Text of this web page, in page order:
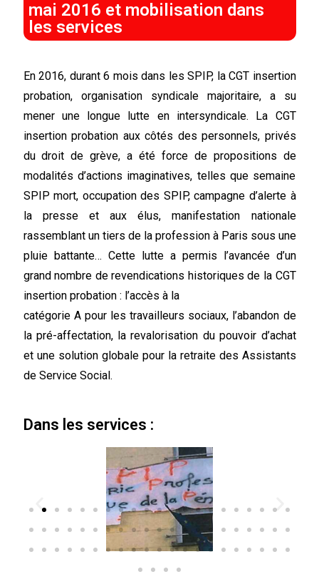
mai 2016 et mobilisation dans
les services
En 2016, durant 6 mois dans les SPIP, la CGT insertion
probation, organisation syndicale majoritaire, a su
mener une longue lutte en intersyndicale. La CGT
insertion probation aux côtés des personnels, privés
du droit de grève, a été force de propositions de
modalités d’actions imaginatives, telles que semaine
SPIP mort, occupation des SPIP,campagne d’alerte à
la presse et aux élus, manifestation nationale
rassemblant un tiers de la profession à Paris sous une
pluie battante… Cette lutte a permis l’avancée d’un
grand nombre de revendications historiques de la CGT
insertion probation : l’accès à la
catégorie A pour les travailleurs sociaux, l’abandon de
la pré-affectation, la revalorisation du pouvoir d’achat
et une solution globale pour la retraite des Assistants
de Service Social.
Dans les services :